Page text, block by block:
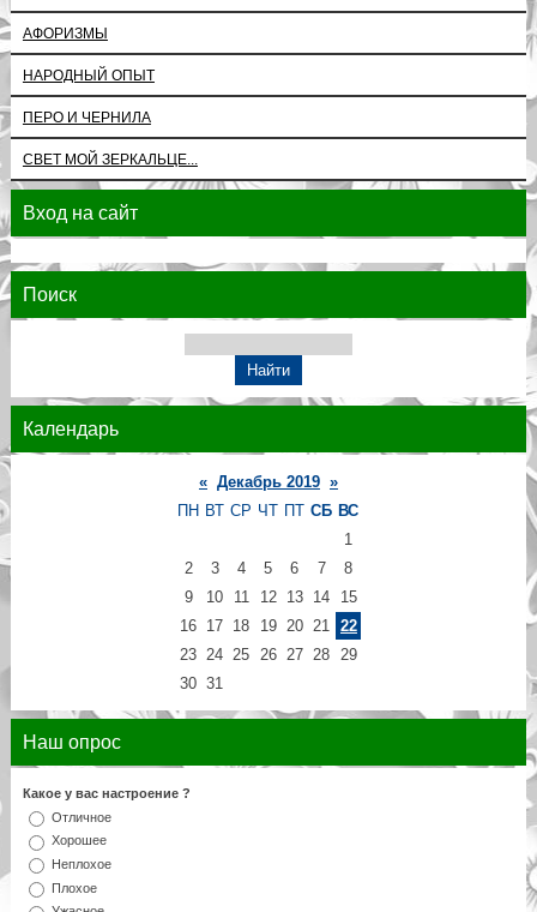
АФОРИЗМЫ
НАРОДНЫЙ ОПЫТ
ПЕРО И ЧЕРНИЛА
СВЕТ МОЙ ЗЕРКАЛЬЦЕ...
Вход на сайт
Поиск
Календарь
« Декабрь 2019 »
ПН ВТ СР ЧТ ПТ СБ ВС
1
2
3 4 5 6 7
8
9
10 11 12 13 14
15
16 17 18 19 20 21
22
23 24 25 26 27 28
29
30 31
Наш опрос
Какое у вас настроение ?
Отличное
Хорошее
Неплохое
Плохое